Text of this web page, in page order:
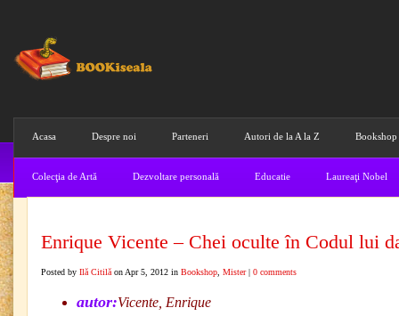
Acasa Despre noi Parteneri Autori de la A la Z Bookshop
Colecţia de Artă Dezvoltare personală Educatie Laureaţi Nobel
Enrique Vicente – Chei oculte în Codul lui
Posted by Ilă Citilă on Apr 5, 2012 in Bookshop Mister| 0 comments
autor:Vicente, Enrique